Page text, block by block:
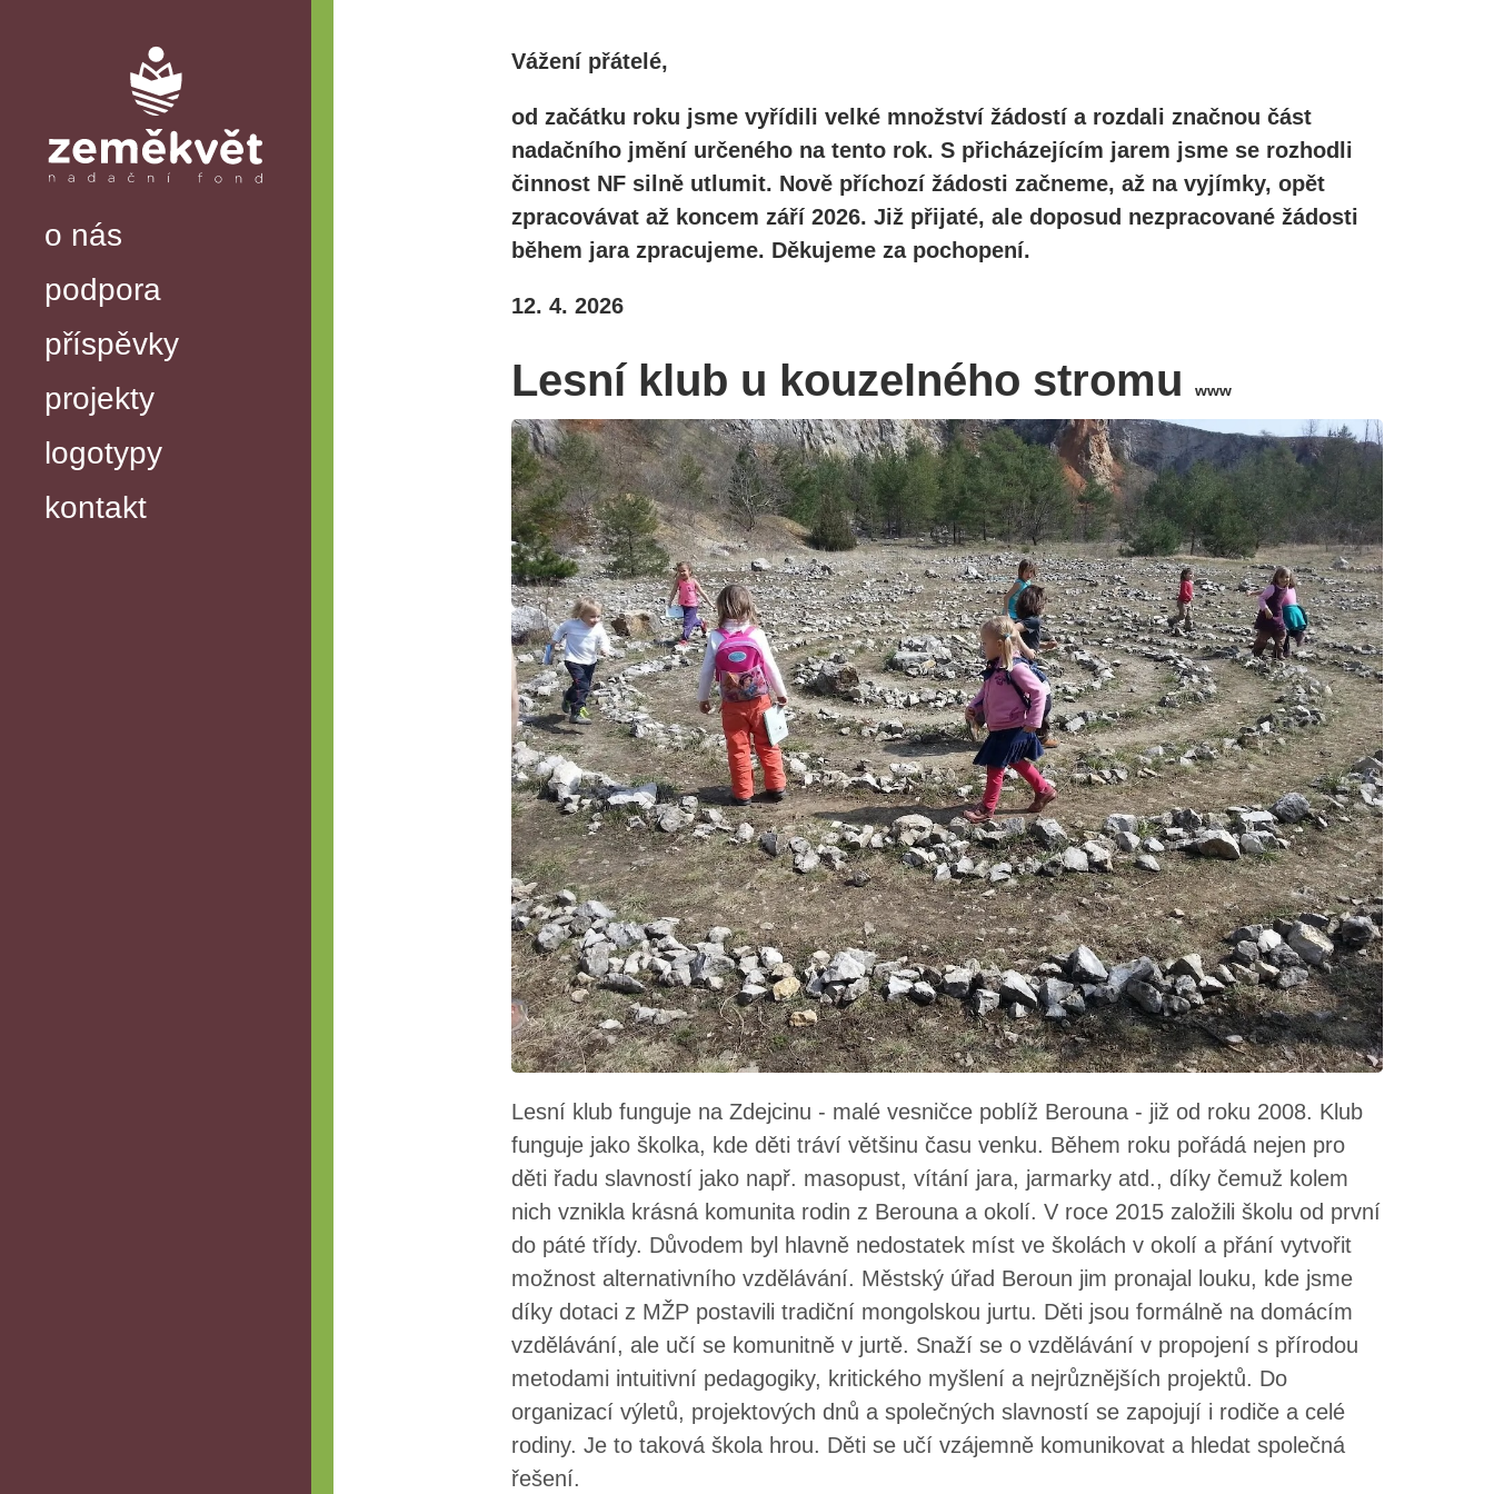
o nás
podpora
příspěvky
projekty
logotypy
kontakt
Vážení přátelé,
od začátku roku jsme vyřídili velké množství žádostí a rozdali značnou část
nadačního jmění určeného na tento rok. S přicházejícím jarem jsme se rozhodli
činnost NF silně utlumit. Nově příchozí žádosti začneme, až na vyjímky, opět
zpracovávat až koncem září 2026. Již přijaté, ale doposud nezpracované žádosti
během jara zpracujeme. Děkujeme za pochopení.
12. 4. 2026
Lesní klub u kouzelného stromu www
Lesní klub funguje na Zdejcinu - malé vesničce poblíž Berouna - již od roku 2008. Klub
funguje jako školka, kde děti tráví většinu času venku. Během roku pořádá nejen pro
děti řadu slavností jako např. masopust, vítání jara, jarmarky atd., díky čemuž kolem
nich vznikla krásná komunita rodin z Berouna a okolí. V roce 2015 založili školu od první
do páté třídy. Důvodem byl hlavně nedostatek míst ve školách v okolí a přání vytvořit
možnost alternativního vzdělávání. Městský úřad Beroun jim pronajal louku, kde jsme
díky dotaci z MŽP postavili tradiční mongolskou jurtu. Děti jsou formálně na domácím
vzdělávání, ale učí se komunitně v jurtě. Snaží se o vzdělávání v propojení s přírodou
metodami intuitivní pedagogiky, kritického myšlení a nejrůznějších projektů. Do
organizací výletů, projektových dnů a společných slavností se zapojují i rodiče a celé
rodiny. Je to taková škola hrou. Děti se učí vzájemně komunikovat a hledat společná
řešení.